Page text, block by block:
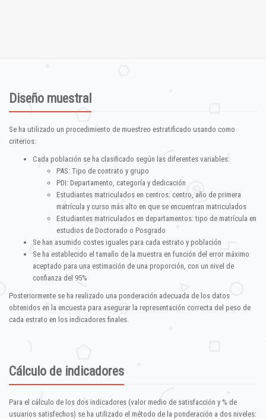
Diseño muestral
Se ha utilizado un procedimiento de muestreo estratificado usando como
criterios:
Cada población se ha clasificado según las diferentes variables:
PAS: Tipo de contrato y grupo
PDI: Departamento, categoría y dedicación
Estudiantes matriculados en centros: centro, año de primera
matrícula y curso más alto en que se encuentran matriculados
Estudiantes matriculados en departamentos: tipo de matrícula en
estudios de Doctorado o Posgrado
Se han asumido costes iguales para cada estrato y población
Se ha establecido el tamaño de la muestra en función del error máximo
aceptado para una estimación de una proporción, con un nivel de
confianza del 95%
Posteriormente se ha realizado una ponderación adecuada de los datos
obtenidos en la encuesta para asegurar la representación correcta del peso de
cada estrato en los indicadores finales.
Cálculo de indicadores
Para el cálculo de los dos indicadores (valor medio de satisfacción y % de
usuarios satisfechos) se ha utilizado el método de la ponderación a dos niveles: